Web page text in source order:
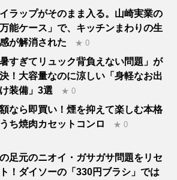
ラップがそのまま入る。山崎実業の
万能ケース」で、キッチンまわりの生
が解消された
★ 0
暑すぎてリュック背負えない問題」が
！大容量なのに涼しい「身軽なお出
装備」3選
★ 0
なら即買い！煙を抑えて楽しむ本格
ち焼肉カセットコンロ
★ 0
足元のニオイ・ガサガサ問題をリセ
！ダイソーの「330円ブラシ」では